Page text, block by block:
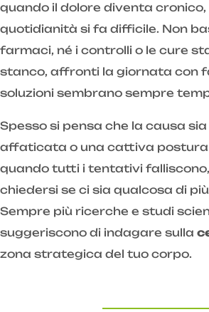
quando il dolore diventa cronico,
quotidianità si fa difficile. Non
farmaci, né i controlli o le cure
stanco, affronti la giornata con
soluzioni sembrano sempre
Spesso si pensa che la causa
affaticata o una cattiva postura
quando tutti i tentativi
chiedersi se ci sia qualcosa di
Sempre più ricerche e studi
suggeriscono di indagare sulla
zona strategica del tuo corpo.